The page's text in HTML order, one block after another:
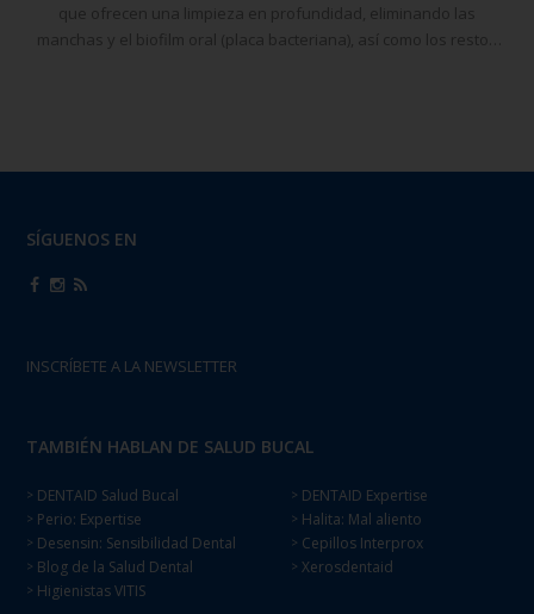
que ofrecen una limpieza en profundidad, eliminando las
manchas y el biofilm oral (placa bacteriana), así como los restos
SÍGUENOS EN
INSCRÍBETE A LA NEWSLETTER
TAMBIÉN HABLAN DE SALUD BUCAL
> DENTAID Salud Bucal
> Perio: Expertise
> Desensin: Sensibilidad Dental
> Blog de la Salud Dental
> Higienistas VITIS
> DENTAID Expertise
> Halita: Mal aliento
> Cepillos Interprox
> Xerosdentaid